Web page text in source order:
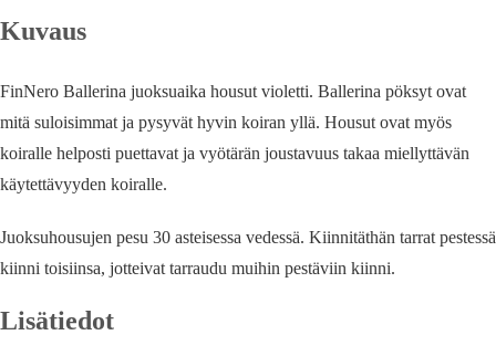
Kuvaus
FinNero Ballerina juoksuaika housut violetti. Ballerina pöksyt ovat
mitä suloisimmat ja pysyvät hyvin koiran yllä. Housut ovat myös
koiralle helposti puettavat ja vyötärän joustavuus takaa miellyttävän
käytettävyyden koiralle.
Juoksuhousujen pesu 30 asteisessa vedessä. Kiinnitäthän tarrat pestessä
kiinni toisiinsa, jotteivat tarraudu muihin pestäviin kiinni.
Lisätiedot